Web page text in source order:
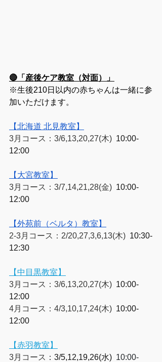
🔴「産後ケア教室（対面）」
※生後210日以内の赤ちゃんは一緒に参
加いただけます。
【北海道 北見教室】
3月コース：3/6,13,20,27(木) 10:00-
12:00
【大宮教室】
3月コース：3/7,14,21,28(金) 10:00-
12:00
【外苑前（ベルタ）教室】
2-3月コース：2/20,27,3,6,13(木) 10:30-
12:30
【中目黒教室】
3月コース：3/6,13,20,27(木) 10:00-
12:00
4月コース：4/3,10,17,24(木) 10:00-
12:00
【赤羽教室】
3月コース ： 3/5,12,19,26(水) 10:00-